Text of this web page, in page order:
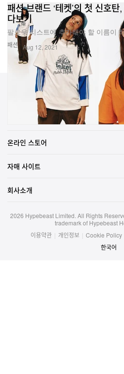
패션
패션 브랜드 ‘테켓’의 첫 신호
다보기
팔로우 리스트에 추가해야 할 이름이
Aug 12, 2021
온라인 스토어
자매 사이트
회사소개
2026 Hypebeast Limited. All Rights
trademark of Hypebeast
이용약관 | 개인정보 | Cookie Policy
한국어